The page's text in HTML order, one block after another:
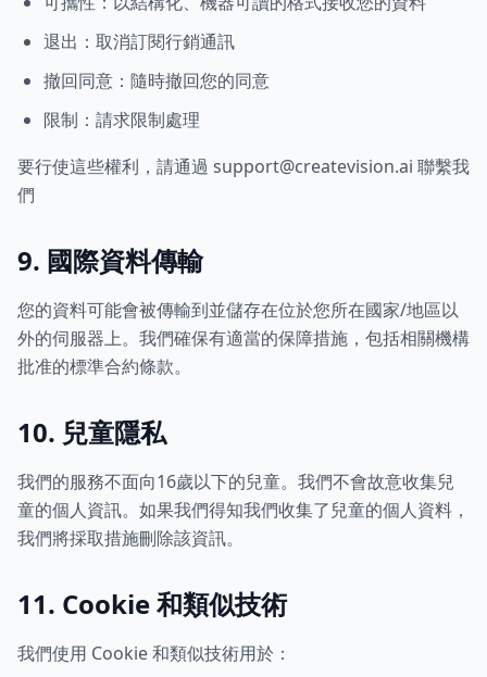
退出：取消訂閱行銷通訊
撤回同意：隨時撤回您的同意
限制：請求限制處理
要行使這些權利，請通過 support@createvision.ai 聯繫我
們
9. 國際資料傳輸
您的資料可能會被傳輸到並儲存在位於您所在國家/地區以
外的伺服器上。我們確保有適當的保障措施，包括相關機構
批准的標準合約條款。
10. 兒童隱私
我們的服務不面向16歲以下的兒童。我們不會故意收集兒
童的個人資訊。如果我們得知我們收集了兒童的個人資料，
我們將採取措施刪除該資訊。
11. Cookie 和類似技術
我們使用 Cookie 和類似技術用於：